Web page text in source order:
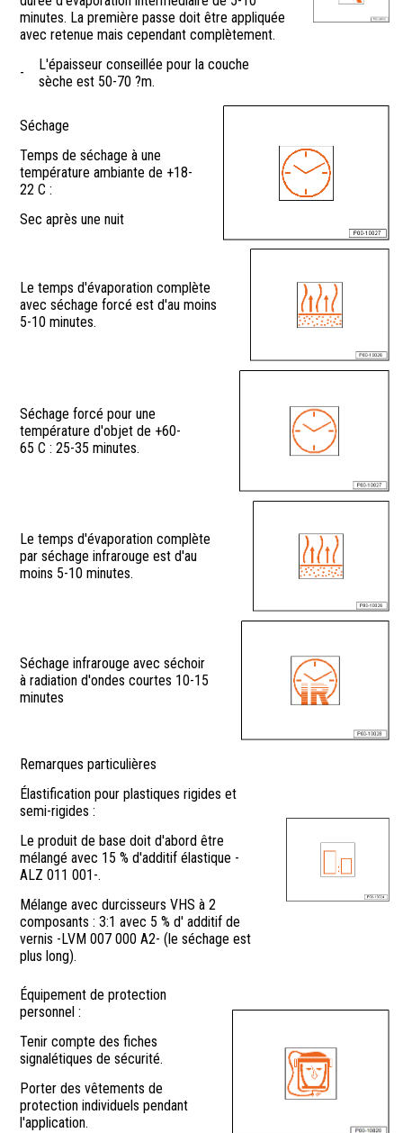
minutes. La première passe doit être appliquée
avec retenue mais cependant complètement.
-
L'épaisseur conseillée pour la couche
sèche est 50-70 ?m.
Séchage
Temps de séchage à une
température ambiante de +18-
22 C :
Sec après une nuit
Le temps d'évaporation complète
avec séchage forcé est d'au moins
5-10 minutes.
Séchage forcé pour une
température d'objet de +60-
65 C : 25-35 minutes.
Le temps d'évaporation complète
par séchage infrarouge est d'au
moins 5-10 minutes.
Séchage infrarouge avec séchoir
à radiation d'ondes courtes 10-15
minutes
Remarques particulières
Élastification pour plastiques rigides et
semi-rigides :
Le produit de base doit d'abord être
mélangé avec 15 % d'additif élastique -
ALZ 011 001-.
Mélange avec durcisseurs VHS à 2
composants : 3:1 avec 5 % d' additif de
vernis -LVM 007 000 A2- (le séchage est
plus long).
Équipement de protection
personnel :
Tenir compte des fiches
signalétiques de sécurité.
Porter des vêtements de
protection individuels pendant
l'application.